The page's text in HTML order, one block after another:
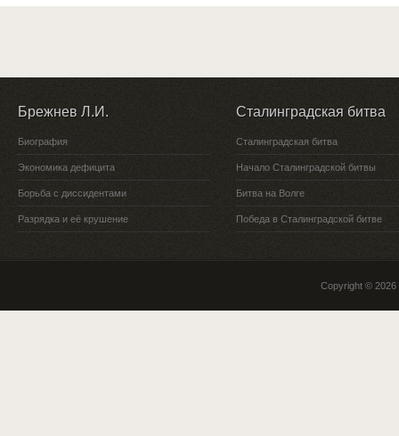
Брежнев Л.И.
Биография
Экономика дефицита
Борьба с диссидентами
Разрядка и её крушение
Сталинградская битва
Сталинградская битва
Начало Сталинградской битвы
Битва на Волге
Победа в Сталинградской битве
Copyright © 2026